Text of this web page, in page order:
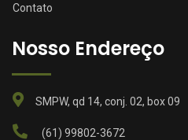
Contato
Nosso Endereço
SMPW, qd 14, conj. 02, box 09
(61) 99802-3672